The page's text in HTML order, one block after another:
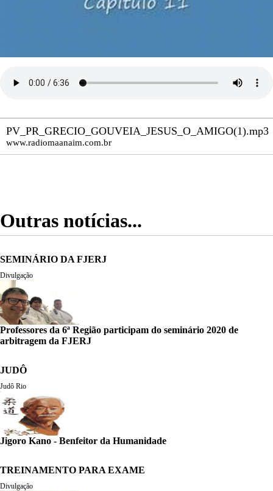
PV_PR_GRECIO_GOUVEIA_JESUS_O_AMIGO(1).mp3
www.radiomaanaim.com.br
Outras notícias...
SEMINÁRIO DA FJERJ
Divulgação
Professores da 6ª Região participam do seminário 2020 de
arbitragem da FJERJ
JUDÔ
Judô Rio
Jigoro Kano - Benfeitor da Humanidade
TREINAMENTO PARA EXAME
Divulgação